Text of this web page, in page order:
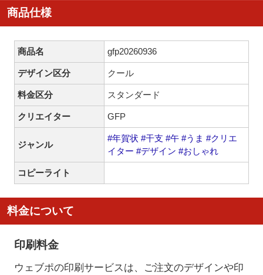
商品仕様
商品名 gfp20260936
デザイン区分 クール
料金区分 スタンダード
クリエイター GFP
ジャンル
#年賀状 #干支 #午 #うま #クリエ
イター #デザイン #おしゃれ
コピーライト
料金について
印刷料金
ウェブポの印刷サービスは、ご注文のデザインや印